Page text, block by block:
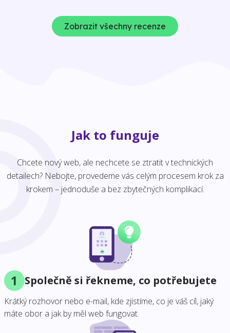
Zobrazit všechny recenze
Jak to funguje
Chcete nový web, ale nechcete se ztratit v technických
detailech? Nebojte, provedeme vás celým procesem krok za
krokem – jednoduše a bez zbytečných komplikací.
1 Společně si řekneme, co potřebujete
Krátký rozhovor nebo e-mail, kde zjistíme, co je váš cíl, jaký
máte obor a jak by měl web fungovat.